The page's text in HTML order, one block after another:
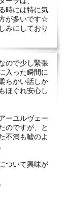
時には特に気
が多いです☆
みにしており
ので少し緊張
入った瞬間に
らかい話しか
ほぐれ安心し
ーユルヴェー
のですが、と
不満も嘘のよ
ついて興味が